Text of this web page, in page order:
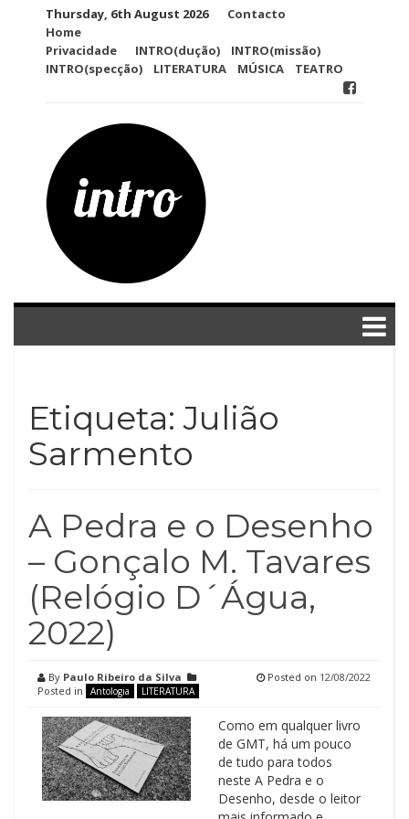
Thursday, 6th August 2026
Contacto
Home
Privacidade
INTRO(dução)
INTRO(missão)
INTRO(specção)
LITERATURA MÚSICA TEATRO
Etiqueta:Julião
Sarmento
A Pedra e o Desenho
– Gonçalo M. Tavares
(Relógio D´Água,
2022)
By Paulo Ribeiro da Silva
Posted in
Antologia LITERATURA
Posted on 12/08/2022
Como em qualquer livro
de GMT, há um pouco
de tudo para todos
neste A Pedra e o
Desenho, desde o leitor